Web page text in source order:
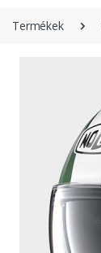
Termékek